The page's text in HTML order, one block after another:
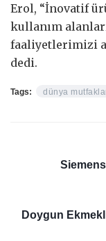
Erol, “İnovatif
kullanım
faaliyetlerimizi
dedi.
Tags: dünya
Doygun